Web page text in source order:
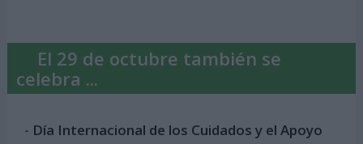
El 29 de octubre también se
celebra ...
- Día Internacional de los Cuidados y el Apoyo